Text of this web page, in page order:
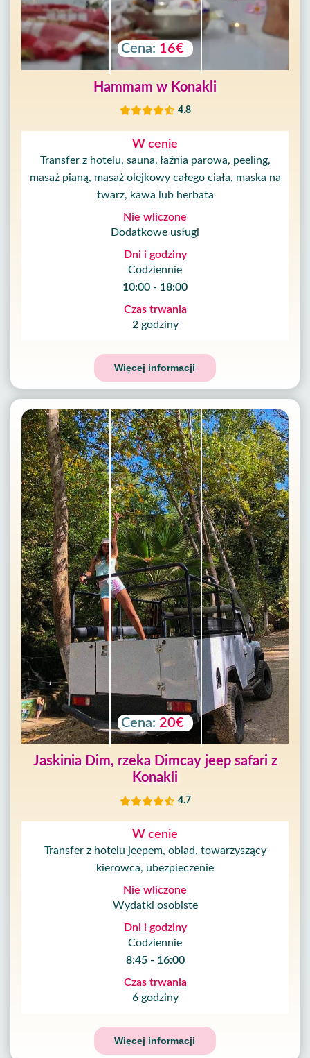
Cena: 16€
Hammam w Konakli
4.8
W cenie
Transfer z hotelu, sauna, łaźnia parowa, peeling,
masaż pianą, masaż olejkowy całego ciała, maska ​​na
twarz, kawa lub herbata
Nie wliczone
Dodatkowe usługi
Dni i godziny
Codziennie
10:00 - 18:00
Czas trwania
2 godziny
Więcej informacji
Cena: 20€
Jaskinia Dim, rzeka Dimcay jeep safari z
Konakli
4.7
W cenie
Transfer z hotelu jeepem, obiad, towarzyszący
kierowca, ubezpieczenie
Nie wliczone
Wydatki osobiste
Dni i godziny
Codziennie
8:45 - 16:00
Czas trwania
6 godziny
Więcej informacji